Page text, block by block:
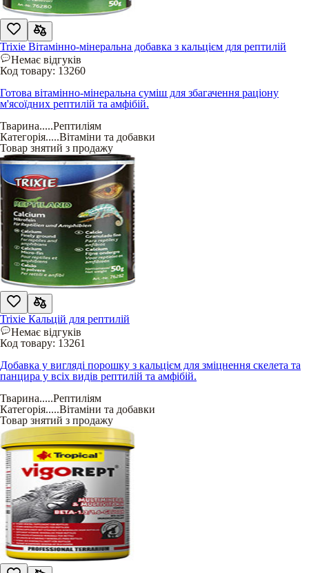
Trixie Вітамінно-мінеральна добавка з кальцієм для рептилій
Немає відгуків
Код товару: 13260
Готова вітамінно-мінеральна суміш для збагачення раціону
м'ясоїдних рептилій та амфібій.
Тварина.....Рептиліям
Категорія.....Вітаміни та добавки
Товар знятий з продажу
Trixie Кальцій для рептилій
Немає відгуків
Код товару: 13261
Добавка у вигляді порошку з кальцієм для зміцнення скелета та
панцира у всіх видів рептилій та амфібій.
Тварина.....Рептиліям
Категорія.....Вітаміни та добавки
Товар знятий з продажу